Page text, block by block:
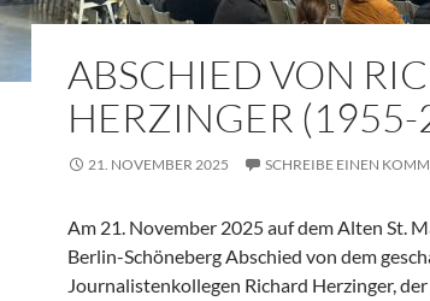
ABSCHIED VON
HERZINGER
21. NOVEMBER 2025 SCHREIBE EINEN
Am 21. November 2025 auf dem Alten St.
Berlin-Schöneberg Abschied von dem
Journalistenkollegen Richard Herzinger,